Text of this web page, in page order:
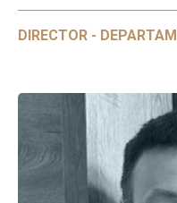
DIRECTOR -